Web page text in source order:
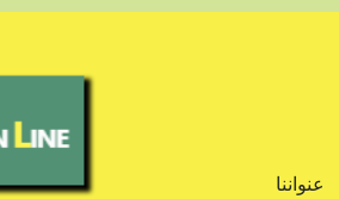
عنواننا